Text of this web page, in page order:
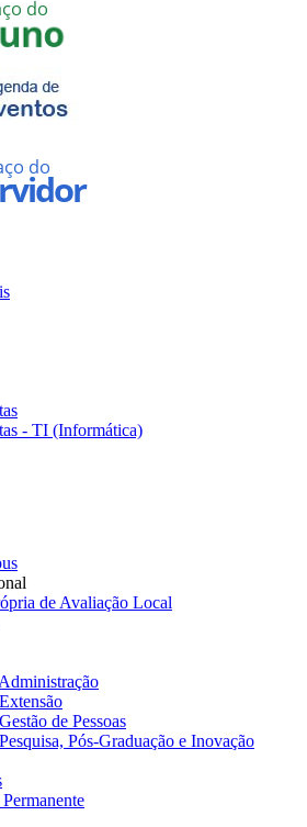
- TI (Informática)
de Avaliação Local
de Pessoas
Pós-Graduação e Inovação